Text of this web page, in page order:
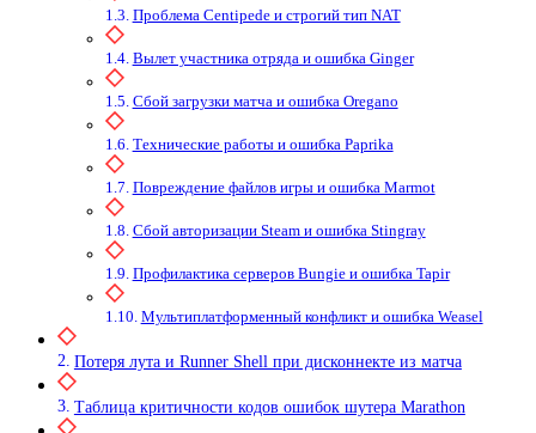
Проблема Centipede и строгий тип NAT
Вылет участника отряда и ошибка Ginger
Сбой загрузки матча и ошибка Oregano
Технические работы и ошибка Paprika
Повреждение файлов игры и ошибка Marmot
Сбой авторизации Steam и ошибка Stingray
Профилактика серверов Bungie и ошибка Tapir
Мультиплатформенный конфликт и ошибка Weasel
Потеря лута и Runner Shell при дисконнекте из матча
Таблица критичности кодов ошибок шутера Marathon